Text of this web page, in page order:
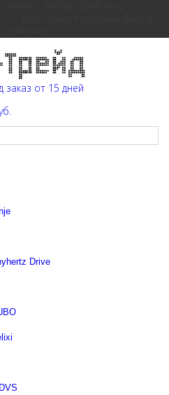
заказ от 15 дней
Drive